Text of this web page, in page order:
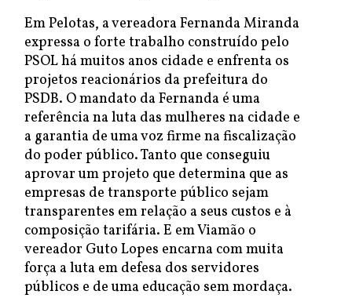
Em Pelotas, a vereadora Fernanda Miranda
expressa o forte trabalho construído pelo
PSOL há muitos anos cidade e enfrenta os
projetos reacionários da prefeitura do
PSDB. O mandato da Fernanda é uma
referência na luta das mulheres na cidade e
a garantia de uma voz firme na fiscalização
do poder público. Tanto que conseguiu
aprovar um projeto que determina que as
empresas de transporte público sejam
transparentes em relação a seus custos e à
composição tarifária. E em Viamão o
vereador Guto Lopes encarna com muita
força a luta em defesa dos servidores
públicos e de uma educação sem mordaça.